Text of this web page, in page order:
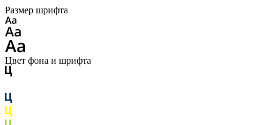
Размер шрифта
Цвет фона и шрифта